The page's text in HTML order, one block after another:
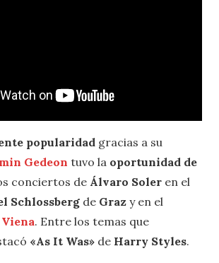
popularidad gracias a su
Gedeon tuvo la oportunidad de
conciertos de Álvaro Soler en el
Schlossberg de Graz y en el
Viena. Entre los temas que
«As It Was» de Harry Styles.